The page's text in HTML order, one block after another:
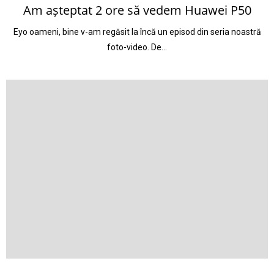
Am așteptat 2 ore să vedem Huawei P50
Eyo oameni, bine v-am regăsit la încă un episod din seria noastră
foto-video. De…